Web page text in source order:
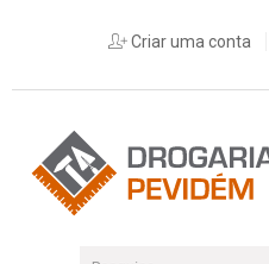
Criar uma conta